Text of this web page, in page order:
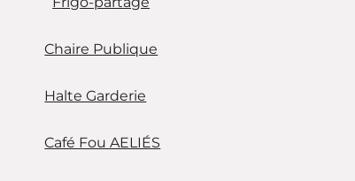
Chaire Publique
Halte Garderie
Café Fou AELIÉS